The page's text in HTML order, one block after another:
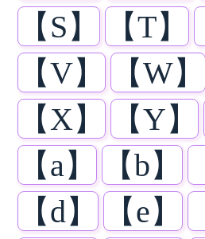
【S】
【T】
【V】
【W】
【X】
【Y】
【a】
【b】
【d】
【e】